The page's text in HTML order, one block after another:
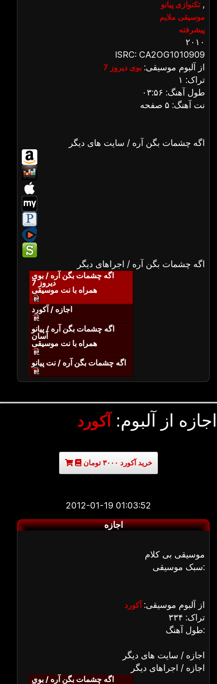
تکنوازی پیانو,
موسیقی ملایم
پیشرفته
۲۰۱۰
ISRC: CA2OG1010909
از آلبوم موسیقی: بوی دیروز 7
تراک: ۱
طول آهنگ: ۰۳:۵۶
نت آهنگ: ۵ صفحه
اگه چشمات بگن آره / سایت های دیگر
اگه چشمات بگن آره / اجراهای دیگر
اگه چشمات بگن آره / بوی
دیروز 7
همراه با نت موسیقی
اجازه / آکورد
اگه چشمات بگن آره / پیانو
آسان
همراه با نت موسیقی
اگه چشمات بگن آره / نت پیانو
اجازه از آلبوم: آکورد
خرید آکورد ۳۰۰۰ تومان
2012-01-19 01:03:52
اجازه
موسیقی بی کلام
سبک موسیقی:
از آلبوم موسیقی: آکورد
تراک: ۳۳۴
طول آهنگ:
اجازه / سایت های دیگر
اجازه / اجراهای دیگر
اگه چشمات بگن آره / بوی